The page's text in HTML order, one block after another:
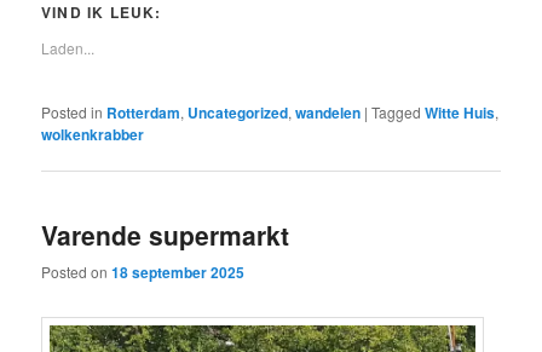
VIND IK LEUK:
Laden...
Posted in Rotterdam, Uncategorized,wandelen |Tagged Witte Huis,
wolkenkrabber
Varende supermarkt
Posted on18 september 2025